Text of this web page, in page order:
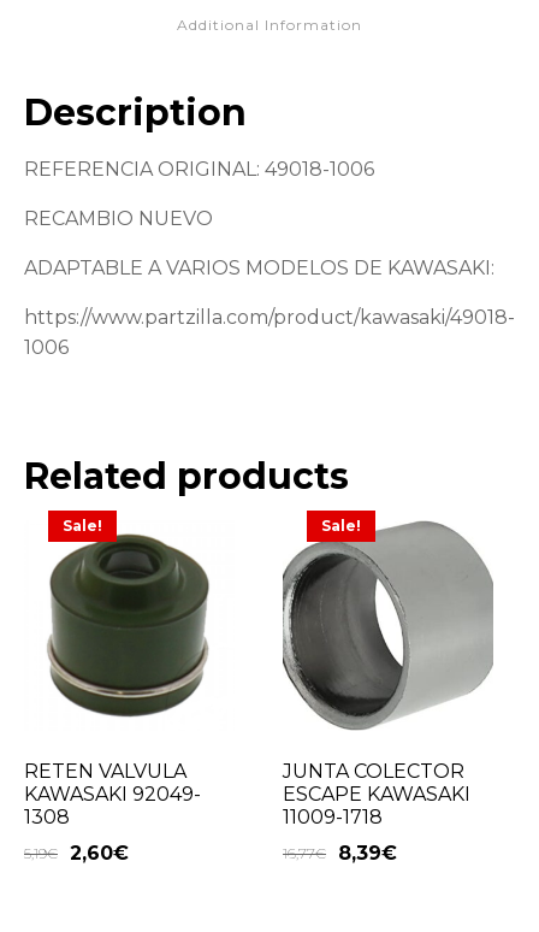
Additional Information
Description
REFERENCIA ORIGINAL: 49018-1006
RECAMBIO NUEVO
ADAPTABLE A VARIOS MODELOS DE KAWASAKI:
https://www.partzilla.com/product/kawasaki/49018-
1006
Related products
Sale!
RETEN VALVULA
KAWASAKI 92049-
1308
5,19€ 2,60€
Sale!
JUNTA COLECTOR
ESCAPE KAWASAKI
11009-1718
16,77€ 8,39€